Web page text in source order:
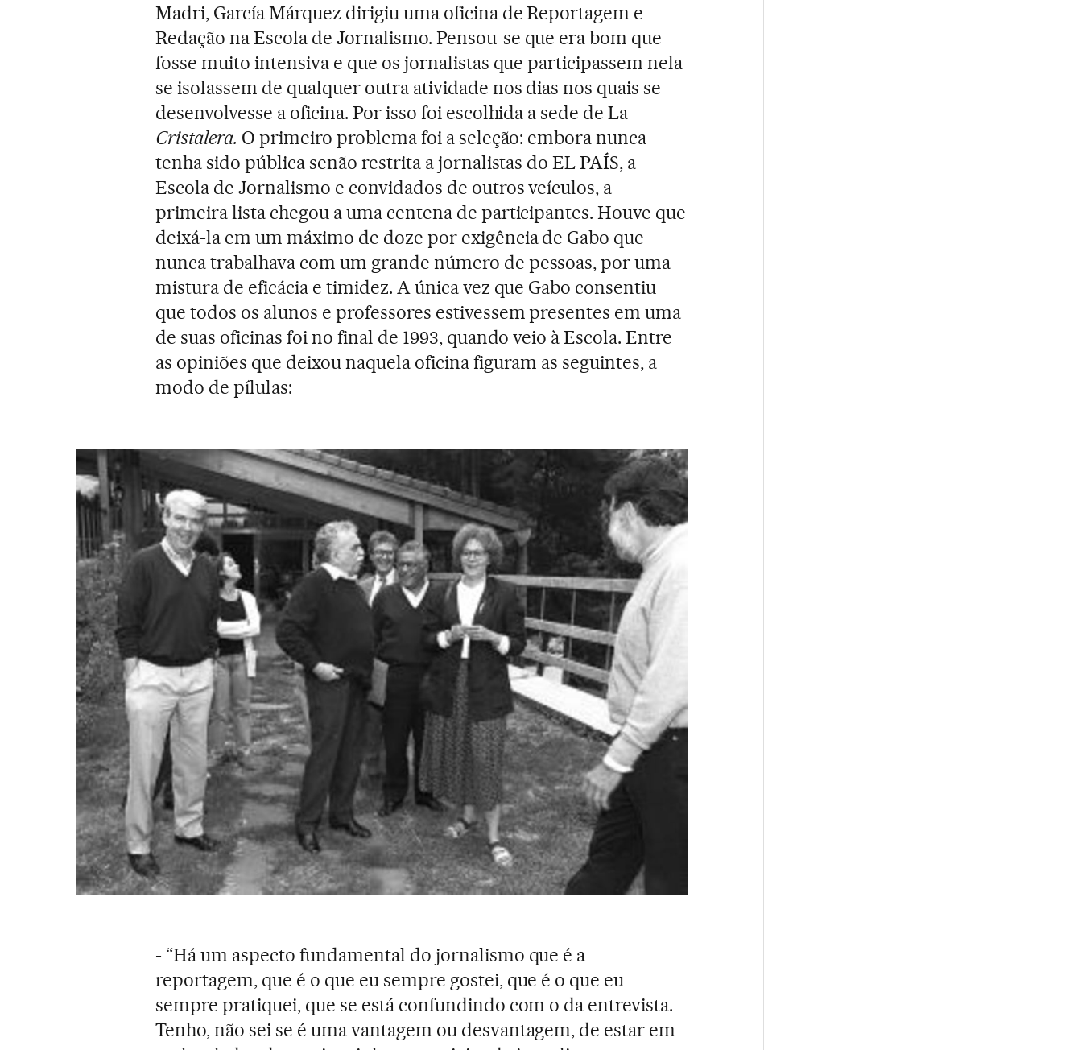
Madri, García Márquez dirigiu uma oficina de Reportagem e
Redação na Escola de Jornalismo. Pensou-se que era bom que
fosse muito intensiva e que os jornalistas que participassem nela
se isolassem de qualquer outra atividade nos dias nos quais se
desenvolvesse a oficina. Por isso foi escolhida a sede de La
Cristalera. O primeiro problema foi a seleção: embora nunca
tenha sido pública senão restrita a jornalistas do EL PAÍS, a
Escola de Jornalismo e convidados de outros veículos, a
primeira lista chegou a uma centena de participantes. Houve que
deixá-la em um máximo de doze por exigência de Gabo que
nunca trabalhava com um grande número de pessoas, por uma
mistura de eficácia e timidez. A única vez que Gabo consentiu
que todos os alunos e professores estivessem presentes em uma
de suas oficinas foi no final de 1993, quando veio à Escola. Entre
as opiniões que deixou naquela oficina figuram as seguintes, a
modo de pílulas:
- “Há um aspecto fundamental do jornalismo que é a
reportagem, que é o que eu sempre gostei, que é o que eu
sempre pratiquei, que se está confundindo com o da entrevista.
Tenho, não sei se é uma vantagem ou desvantagem, de estar em